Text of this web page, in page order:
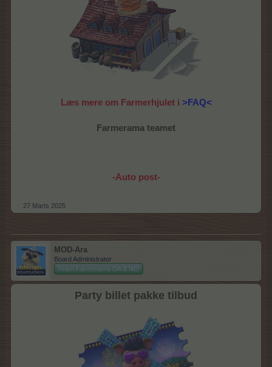
Læs mere om Farmerhjulet i >FAQ<
Farmerama teamet
-Auto post-
27 Marts 2025
MOD-Ara
Board Administrator
Team Farmerama DA & NO
Party billet pakke tilbud